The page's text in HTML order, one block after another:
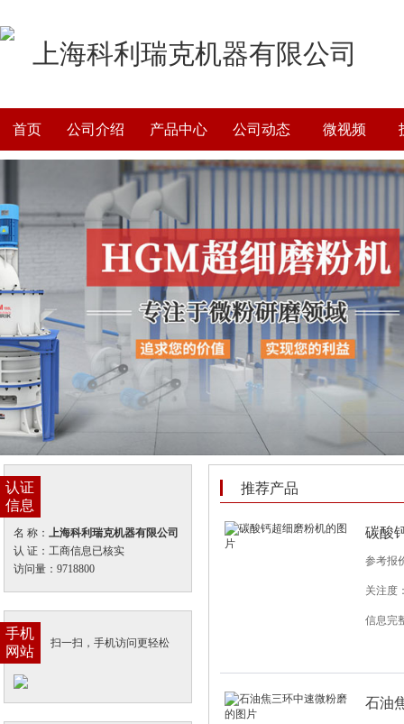
上海科利瑞克机器有限公司
首页 公司介绍 产品中心 公司动态 微视频
认证
信息
名 称： 上海科利瑞克机器有限公司
认 证：工商信息已核实
访问量：9718800
手机
网站
扫一扫，手机访问更轻松
推荐产品
碳酸
参考报
关注度
信息完
石油